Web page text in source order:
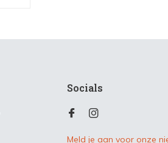
Socials
Meld je aan voor onze